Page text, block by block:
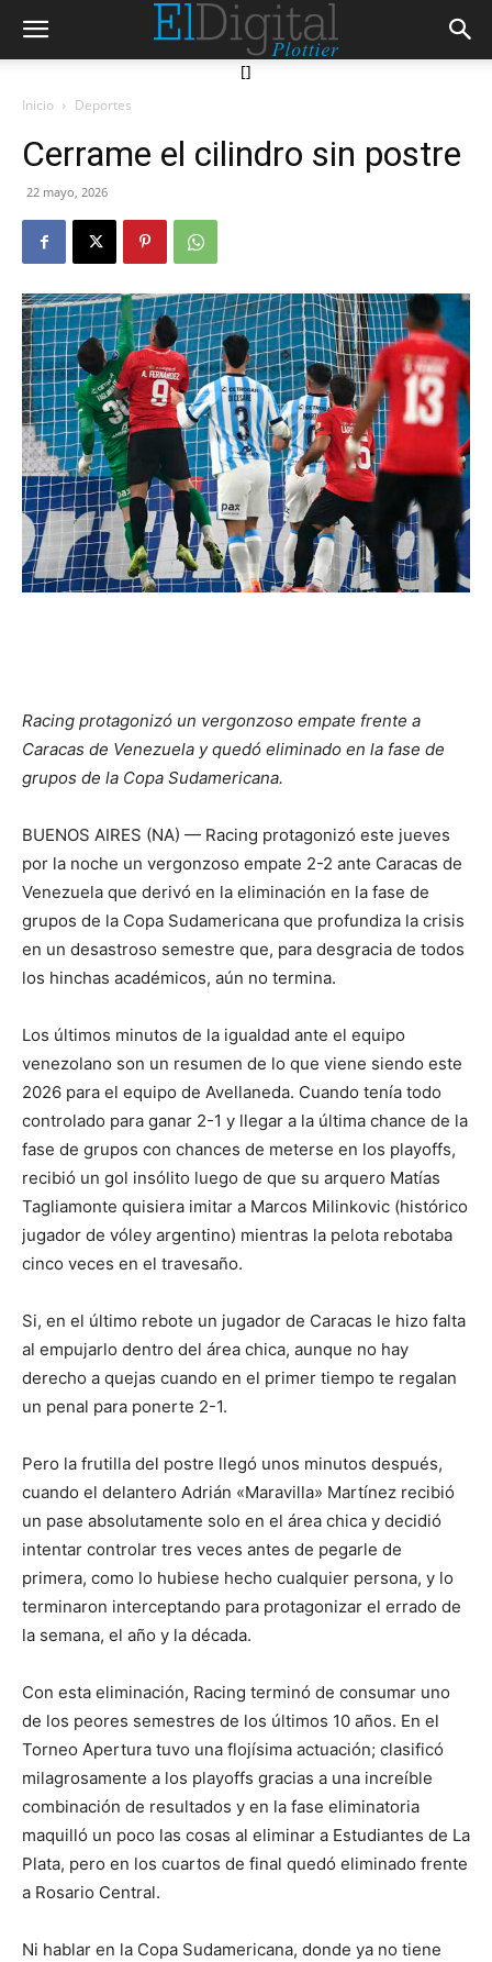
[]
Inicio Deportes
Cerrame el cilindro sin postre
22 mayo, 2026
Racing protagonizó un vergonzoso empate frente a
Caracas de Venezuela y quedó eliminado en la fase de
grupos de la Copa Sudamericana.
BUENOS AIRES (NA) — Racing protagonizó este jueves
por la noche un vergonzoso empate 2-2 ante Caracas de
Venezuela que derivó en la eliminación en la fase de
grupos de la Copa Sudamericana que profundiza la crisis
en un desastroso semestre que, para desgracia de todos
los hinchas académicos, aún no termina.
Los últimos minutos de la igualdad ante el equipo
venezolano son un resumen de lo que viene siendo este
2026 para el equipo de Avellaneda. Cuando tenía todo
controlado para ganar 2-1 y llegar a la última chance de la
fase de grupos con chances de meterse en los playoffs,
recibió un gol insólito luego de que su arquero Matías
Tagliamonte quisiera imitar a Marcos Milinkovic (histórico
jugador de vóley argentino) mientras la pelota rebotaba
cinco veces en el travesaño.
Si, en el último rebote un jugador de Caracas le hizo falta
al empujarlo dentro del área chica, aunque no hay
derecho a quejas cuando en el primer tiempo te regalan
un penal para ponerte 2-1.
Pero la frutilla del postre llegó unos minutos después,
cuando el delantero Adrián «Maravilla» Martínez recibió
un pase absolutamente solo en el área chica y decidió
intentar controlar tres veces antes de pegarle de
primera, como lo hubiese hecho cualquier persona, y lo
terminaron interceptando para protagonizar el errado de
la semana, el año y la década.
Con esta eliminación, Racing terminó de consumar uno
de los peores semestres de los últimos 10 años. En el
Torneo Apertura tuvo una flojísima actuación; clasificó
milagrosamente a los playoffs gracias a una increíble
combinación de resultados y en la fase eliminatoria
maquilló un poco las cosas al eliminar a Estudiantes de La
Plata, pero en los cuartos de final quedó eliminado frente
a Rosario Central.
Ni hablar en la Copa Sudamericana, donde ya no tiene